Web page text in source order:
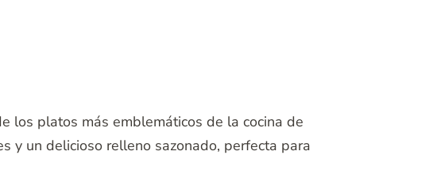
los platos más emblemáticos de la cocina de
y un delicioso relleno sazonado, perfecta para